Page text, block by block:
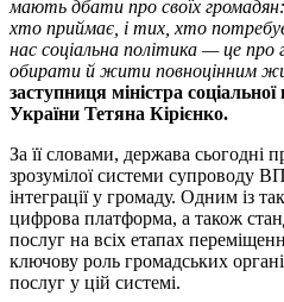
мають дбати про своїх
хто приймає, і тих, хто
нас соціальна політика — це про
обирати й жити повноцінним
заступниця міністра соціальної
України Тетяна Кірієнко.
За її словами, держава сьогодні
зрозумілої системи супроводу
інтеграції у громаду. Одним із
цифрова платформа, а також
послуг на всіх етапах
ключову роль громадських
послуг у цій системі.